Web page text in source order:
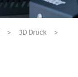
> 3D Druck >